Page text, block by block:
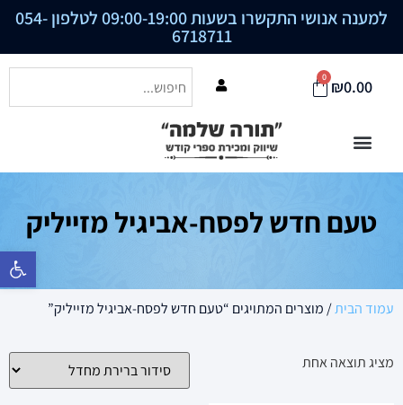
פתח סרגל
למענה אנושי התקשרו בשעות 09:00-19:00 לטלפון 054-
6718711
₪0.00
0
טעם חדש לפסח-אביגיל מזייליק
עמוד הבית/ מוצרים המתויגים “טעם חדש לפסח-אביגיל מזייליק”
מציג תוצאה אחת